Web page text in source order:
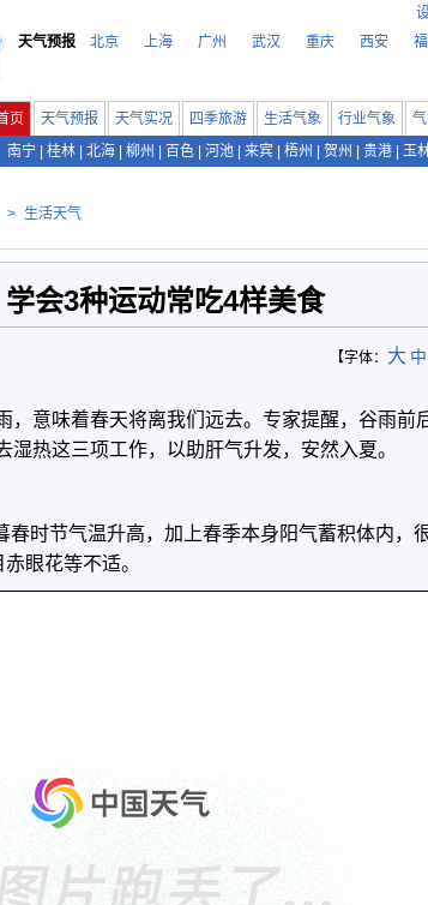
天气预报
北京 上海 广州 武汉 重庆 西安
页 天气预报 天气实况 四季旅游 生活气象 行业气象
南宁
桂林 北海 柳州 百色 河池 来宾 梧州 贺州 贵港 玉
> 生活天气
会3种运动常吃4样美食
【字体： 大 中
，意味着春天将离我们远去。专家提醒，谷雨前
湿热这三项工作，以助肝气升发，安然入夏。
春时节气温升高，加上春季本身阳气蓄积体内，
眼花等不适。